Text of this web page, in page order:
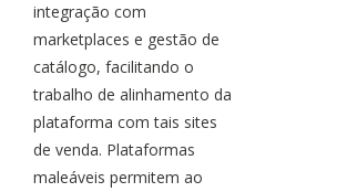
integração com
marketplaces e gestão de
catálogo, facilitando o
trabalho de alinhamento da
plataforma com tais sites
de venda. Plataformas
maleáveis permitem ao